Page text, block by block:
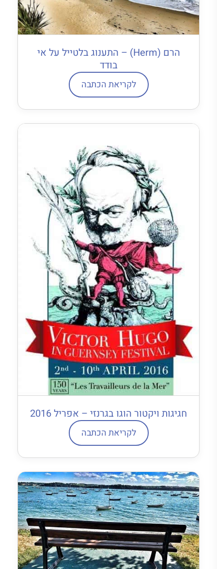
הרם (Herm) – התענוג בלטייל על אי
בודד
לקריאת הכתבה
חגיגות ויקטור הוגו בגרנזי – אפריל 2016
לקריאת הכתבה